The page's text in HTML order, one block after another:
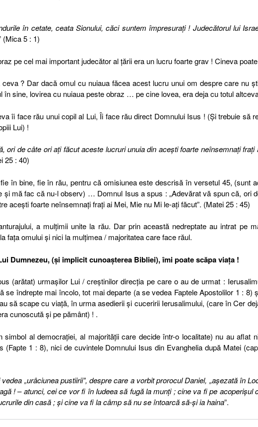
în cetate, ceata Sionului, căci suntem împresuraţi ! Judecătorul lui
(Mica 5 : 1)
pe cel mai important judecător al ţării era un lucru foarte grav ! Cineva
? Dar dacă omul cu nuiaua făcea acest lucru unui om despre care nu
în sine, lovirea cu nuiaua peste obraz … pe cine lovea, era deja cu totul
îi face rău unui copil al Lui, Îi face rău direct Domnului Isus ! (Şi trebuie să
Lui) !
ori de câte ori aţi făcut aceste lucruri unuia din aceşti foarte neînsemnaţi fraţi
25 : 40)
în bine, fie în rău, pentru că omisiunea este descrisă în versetul 45, (sunt
şi mă fac că nu-l observ) … Domnul Isus a spus : „Adevărat vă spun că, ori
aceşti foarte neînsemnaţi fraţi ai Mei, Mie nu Mi le-aţi făcut”. (Matei 25 : 45)
a mulţimii unite la rău. Dar prin această nedreptate au intrat pe
faţa omului şi nici la mulţimea / majoritatea care face răul.
Dumnezeu, (şi implicit cunoaşterea Bibliei), îmi poate scăpa viaţa !
(arătat) urmaşilor Lui / creştinilor direcţia pe care o au de urmat :
se îndrepte mai încolo, tot mai departe (a se vedea Faptele Apostolilor 1 : 8)
să scape cu viaţă, în urma asedierii şi cuceririi Ierusalimului, (care în Cer
cunoscută şi pe pământ) ! .
simbol al democraţiei, al majorităţii care decide într-o localitate) nu au aflat
(Fapte 1 : 8), nici de cuvintele Domnului Isus din Evanghelia după Matei
„urâciunea pustiirii”, despre care a vorbit prorocul Daniel, „aşezată în
! – atunci, cei ce vor fi în Iudeea să fugă la munţi ; cine va fi pe acoperişul
din casă ; şi cine va fi la câmp să nu se întoarcă să-şi ia haina”.